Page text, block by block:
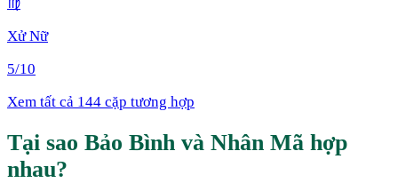
Xử Nữ
5/10
Xem tất cả 144 cặp tương hợp
Tại sao Bảo Bình và Nhân Mã hợp
nhau?